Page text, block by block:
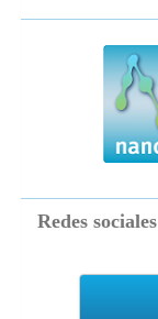
numeralia
Redes sociales